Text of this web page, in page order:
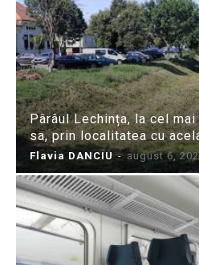
Pârâul Lechința, la cel
sa, prin localitatea cu
Flavia DANCIU - august 6,